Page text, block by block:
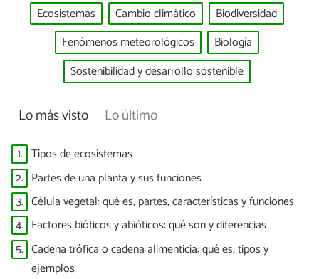
Ecosistemas Cambio climático
Biodiversidad
Fenómenos meteorológicos
Biología
Sostenibilidad y desarrollo sostenible
Lo más visto Lo último
1. Tipos de ecosistemas
2. Partes de una planta y sus funciones
3. Célula vegetal: qué es, partes, características y funciones
4. Factores bióticos y abióticos: qué son y diferencias
5. Cadena trófica o cadena alimenticia: qué es, tipos y
ejemplos